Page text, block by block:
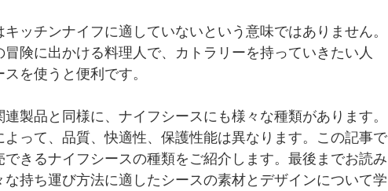
ッチンナイフに適していないという意味ではありません。
険に出かける料理人で、カトラリーを持っていきたい人
を使うと便利です。
製品と同様に、ナイフシースにも様々な種類があります。
って、品質、快適性、保護性能は異なります。この記事で
きるナイフシースの種類をご紹介します。最後までお読み
持ち運び方法に適したシースの素材とデザインについて学